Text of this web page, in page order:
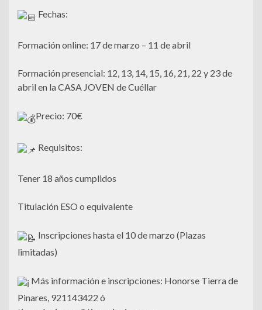
Fechas:
Formación online: 17 de marzo – 11 de abril
Formación presencial: 12, 13, 14, 15, 16, 21, 22 y 23 de
abril en la CASA JOVEN de Cuéllar
Precio: 70€
Requisitos:
Tener 18 años cumplidos
Titulación ESO o equivalente
Inscripciones hasta el 10 de marzo (Plazas
limitadas)
Más información e inscripciones: Honorse Tierra de
Pinares, 921143422 ó